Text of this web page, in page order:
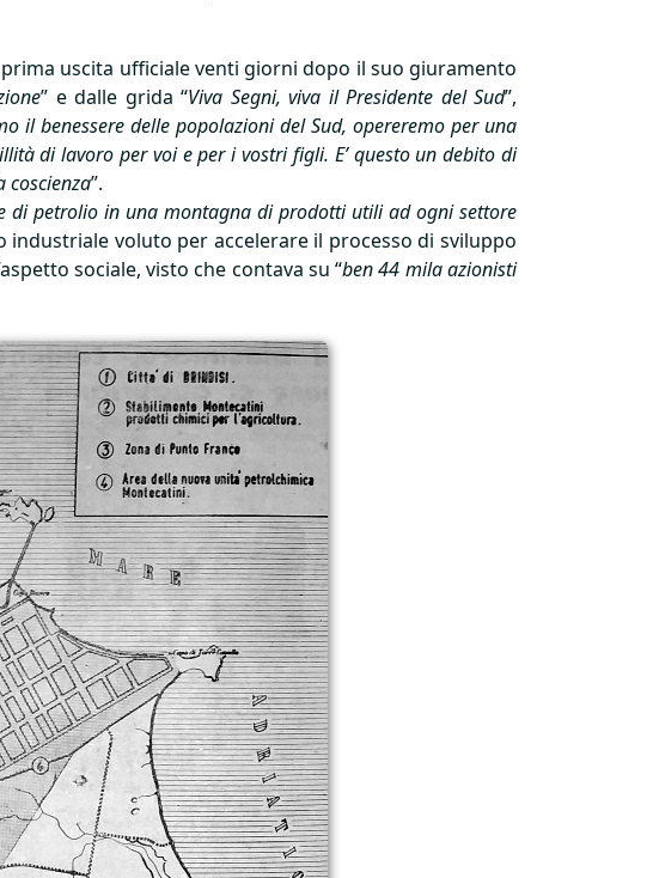
prima uscita ufficiale venti giorni dopo il suo giuramento
” e dalle grida “Viva Segni, viva il Presidente del Sud”,
il benessere delle popolazioni del Sud, opereremo per una
di lavoro per voi e per i vostri figli. E’ questo un debito di
coscienza”.
di petrolio in una montagna di prodotti utili ad ogni settore
industriale voluto per accelerare il processo di sviluppo
sociale, visto che contava su “ben 44 mila azionisti